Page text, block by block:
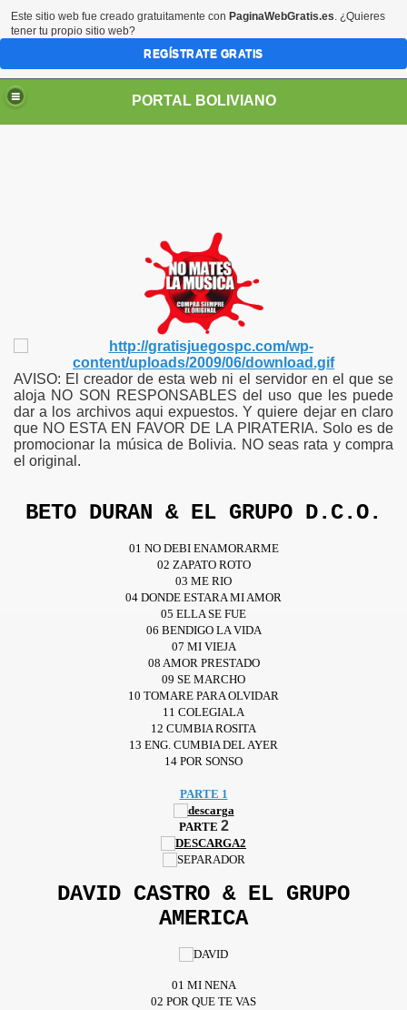
PORTAL BOLIVIANO
AVISO: El creador de esta web ni el servidor en el que se
aloja NO SON RESPONSABLES del uso que les puede
dar a los archivos aqui expuestos. Y quiere dejar en claro
que NO ESTA EN FAVOR DE LA PIRATERIA. Solo es de
promocionar la música de Bolivia. NO seas rata y compra
el original.
BETO DURAN & EL GRUPO D.C.O.
01 NO DEBI ENAMORARME
02 ZAPATO ROTO
03 ME RIO
04 DONDE ESTARA MI AMOR
05 ELLA SE FUE
06 BENDIGO LA VIDA
07 MI VIEJA
08 AMOR PRESTADO
09 SE MARCHO
10 TOMARE PARA OLVIDAR
11 COLEGIALA
12 CUMBIA ROSITA
13 ENG. CUMBIA DEL AYER
14 POR SONSO
PARTE 1
PARTE 2
DAVID CASTRO & EL GRUPO
AMERICA
01 MI NENA
02 POR QUE TE VAS
Este sitio web fue creado gratuitamente con PaginaWebGratis.es. ¿Quieres
tener tu propio sitio web?
REGÍSTRATE GRATIS